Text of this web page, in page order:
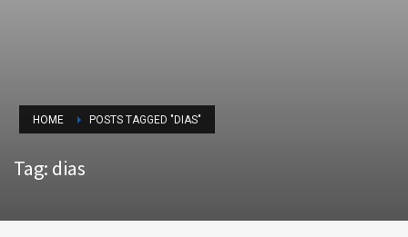
HOME POSTS TAGGED "DIAS"
Tag: dias